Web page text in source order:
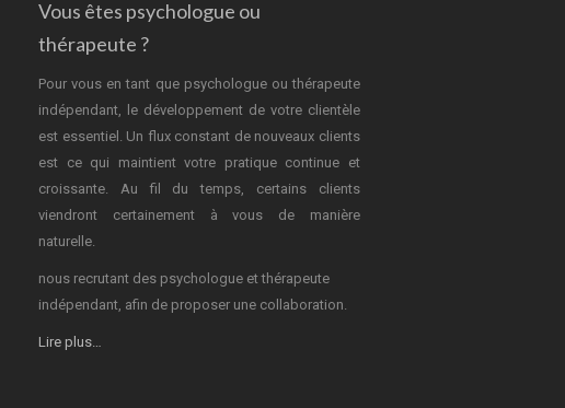
Vous êtes psychologue ou
thérapeute ?
Pour vous en tant que psychologue ou thérapeute
indépendant, le développement de votre clientèle
est essentiel. Un flux constant de nouveaux clients
est ce qui maintient votre pratique continue et
croissante. Au fil du temps, certains clients
viendront certainement à vous de manière
naturelle.
nous recrutant des psychologue et thérapeute
indépendant, afin de proposer une collaboration.
Lire plus…